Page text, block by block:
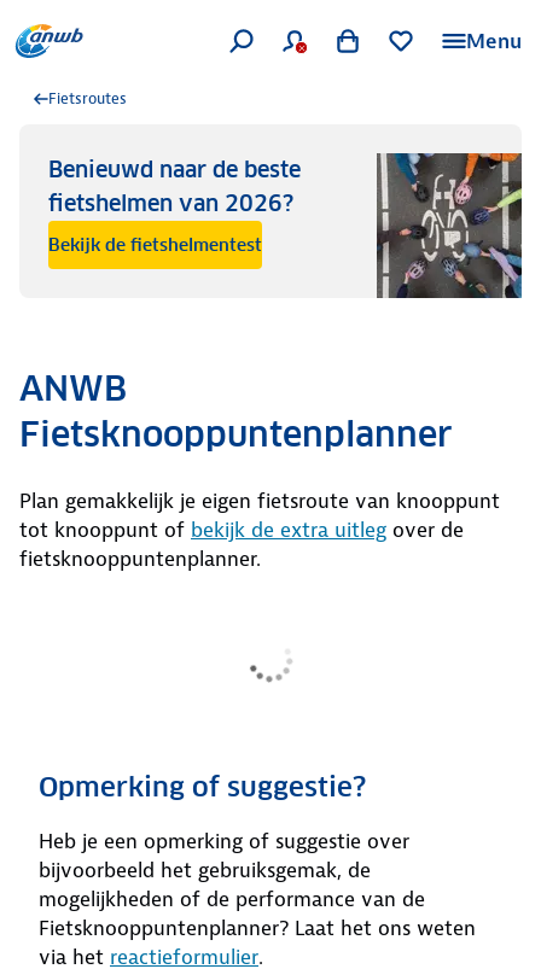
Menu
Fietsroutes
Benieuwd naar de beste
fietshelmen van 2026?
Bekijk de fietshelmentest
ANWB
Fietsknooppuntenplanner
Plan gemakkelijk je eigen fietsroute van knooppunt
tot knooppunt of bekijk de extra uitleg over de
fietsknooppuntenplanner.
Opmerking of suggestie?
Heb je een opmerking of suggestie over
bijvoorbeeld het gebruiksgemak, de
mogelijkheden of de performance van de
Fietsknooppuntenplanner? Laat het ons weten
via het reactieformulier.